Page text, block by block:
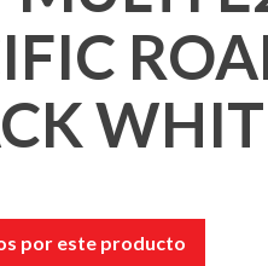
por este producto